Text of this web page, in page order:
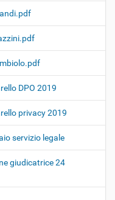
DPO 2019
privacy 2019
servizio legale
giudicatrice 24